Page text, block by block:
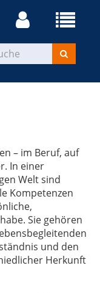
– im Beruf, auf
In einer
Welt sind
Kompetenzen
Sie gehören
und den
Herkunft